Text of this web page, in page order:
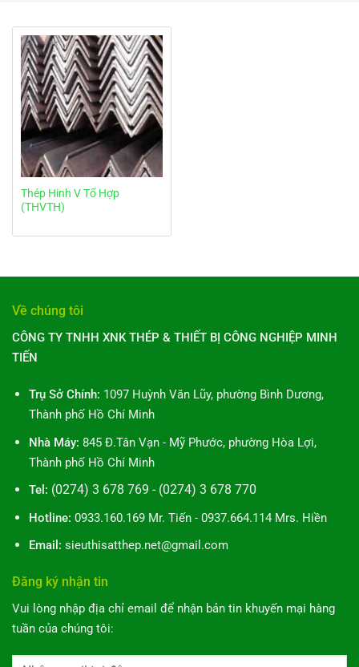
Thép Hinh V Tổ Hợp
(THVTH)
Về chúng tôi
CÔNG TY TNHH XNK THÉP & THIẾT BỊ CÔNG NGHIỆP MINH
TIẾN
Trụ Sở Chính: 1097 Huỳnh Văn Lũy, phường Bình Dương,
Thành phố Hồ Chí Minh
Nhà Máy: 845 Đ.Tân Vạn - Mỹ Phước, phường Hòa Lợi,
Thành phố Hồ Chí Minh
Tel: (0274) 3 678 769 - (0274) 3 678 770
Hotline: 0933.160.169 Mr. Tiến - 0937.664.114 Mrs. Hiền
Email: sieuthisatthep.net@gmail.com
Đăng ký nhận tin
Vui lòng nhập địa chỉ email để nhận bản tin khuyến mại hàng
tuần của chúng tôi: